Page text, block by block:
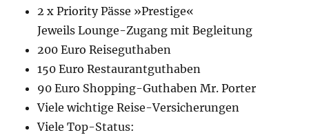
2 x Priority Pässe »Prestige«
Jeweils Lounge-Zugang mit Begleitung
200 Euro Reiseguthaben
150 Euro Restaurantguthaben
90 Euro Shopping-Guthaben Mr. Porter
Viele wichtige Reise-Versicherungen
Viele Top-Status: